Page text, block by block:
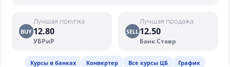
BUY
Лучшая покупка
12.80
УБРиР
SELL
Лучшая продажа
12.50
Банк Ставр
Курсы в банках Конвертер Все курсы ЦБ График